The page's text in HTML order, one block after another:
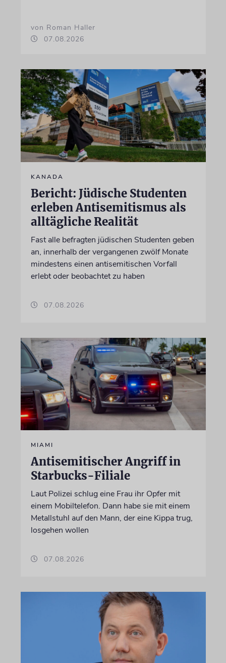
von Roman Haller
07.08.2026
KANADA
Bericht: Jüdische Studenten
erleben Antisemitismus als
alltägliche Realität
Fast alle befragten jüdischen Studenten geben
an, innerhalb der vergangenen zwölf Monate
mindestens einen antisemitischen Vorfall
erlebt oder beobachtet zu haben
07.08.2026
MIAMI
Antisemitischer Angriff in
Starbucks-Filiale
Laut Polizei schlug eine Frau ihr Opfer mit
einem Mobiltelefon. Dann habe sie mit einem
Metallstuhl auf den Mann, der eine Kippa trug,
losgehen wollen
07.08.2026